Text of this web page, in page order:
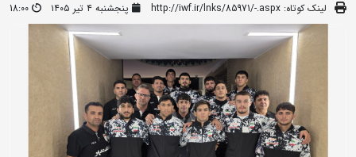
لینک کوتاه: http://iwf.ir/lnks/85971/-.aspx پنجشنبه ۴ تیر ۱۴۰۵ 18:00